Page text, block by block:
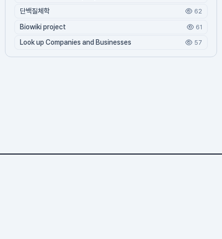
단백질체학 62
Biowiki project 61
Look up Companies and Businesses 57